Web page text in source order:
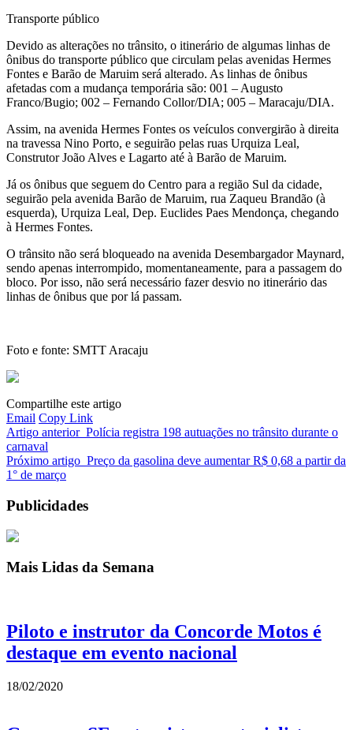
Transporte público
Devido as alterações no trânsito, o itinerário de algumas linhas de
ônibus do transporte público que circulam pelas avenidas Hermes
Fontes e Barão de Maruim será alterado. As linhas de ônibus
afetadas com a mudança temporária são: 001 – Augusto
Franco/Bugio; 002 – Fernando Collor/DIA; 005 – Maracaju/DIA.
Assim, na avenida Hermes Fontes os veículos convergirão à direita
na travessa Nino Porto, e seguirão pelas ruas Urquiza Leal,
Construtor João Alves e Lagarto até à Barão de Maruim.
Já os ônibus que seguem do Centro para a região Sul da cidade,
seguirão pela avenida Barão de Maruim, rua Zaqueu Brandão (à
esquerda), Urquiza Leal, Dep. Euclides Paes Mendonça, chegando
à Hermes Fontes.
O trânsito não será bloqueado na avenida Desembargador Maynard,
sendo apenas interrompido, momentaneamente, para a passagem do
bloco. Por isso, não será necessário fazer desvio no itinerário das
linhas de ônibus que por lá passam.
Foto e fonte: SMTT Aracaju
Compartilhe este artigo
Email Copy Link
Artigo anterior Polícia registra 198 autuações no trânsito durante o
carnaval
Próximo artigo Preço da gasolina deve aumentar R$ 0,68 a partir da
1° de março
Publicidades
Mais Lidas da Semana
Piloto e instrutor da Concorde Motos é
destaque em evento nacional
18/02/2020